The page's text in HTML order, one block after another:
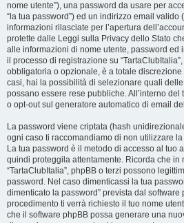
nome utente”), una password da usare per
“la tua password”) ed un indirizzo email valido
informazioni rilasciate per l’apertura
protette dalle Leggi sulla Privacy dello Stato
alle informazioni di nome utente, password ed
il processo di registrazione su
obbligatoria o opzionale, è a totale discrezione
casi, hai la possibilità di selezionare quali
possano essere rese pubbliche. All’interno del
o opt-out sul generatore automatico di email
La password viene criptata (hash
ogni caso ti raccomandiamo di non utilizzare
La tua password è il metodo di accesso al tuo
quindi proteggila attentamente. Ricorda che in
“TartaClubItalia”, phpBB o terzi possono
password. Nel caso dimenticassi la tua
dimenticato la password” prevista dal software
procedimento ti verrà richiesto il tuo nome
che il software phpBB possa generare una